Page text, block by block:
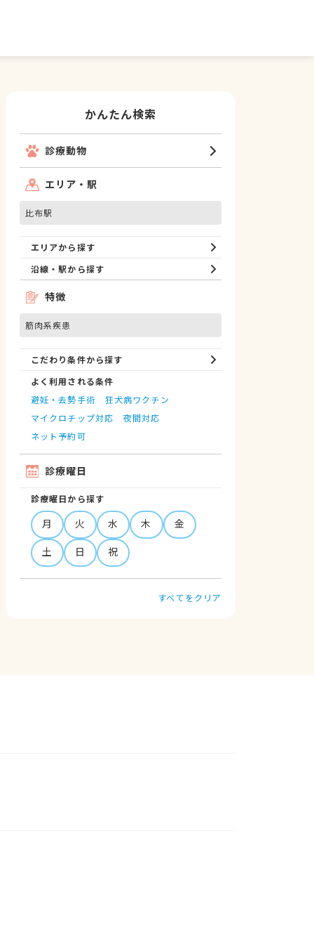
かんたん検索
診療動物
エリア・駅
比布駅
エリアから探す
沿線・駅から探す
特徴
筋肉系疾患
こだわり条件から探す
よく利用される条件
避妊・去勢手術
狂犬病ワクチン
マイクロチップ対応
夜間対応
ネット予約可
診療曜日
診療曜日から探す
月 火 水 木
金
土
日 祝
すべてをクリア